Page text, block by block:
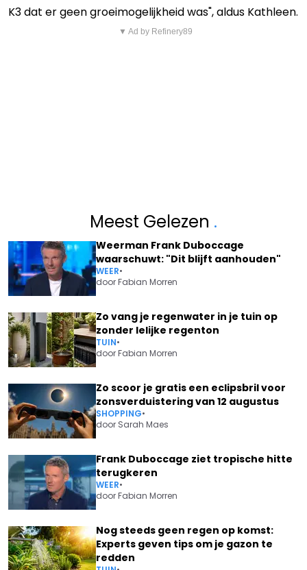
K3 dat er geen groeimogelijkheid was", aldus Kathleen.
▼ Ad by Refinery89
Meest Gelezen .
Weerman Frank Duboccage
waarschuwt: "Dit blijft aanhouden"
WEER•
doorFabian Morren
Zo vang je regenwater in je tuin op
zonder lelijke regenton
TUIN•
doorFabian Morren
Zo scoor je gratis een eclipsbril voor
zonsverduistering van 12 augustus
SHOPPING•
door Sarah Maes
Frank Duboccage ziet tropische hitte
terugkeren
WEER•
doorFabian Morren
Nog steeds geen regen op komst:
Experts geven tips om je gazon te
redden